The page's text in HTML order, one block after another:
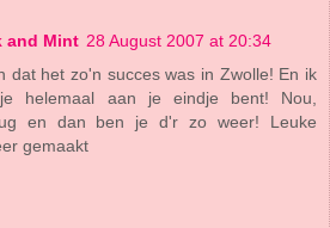
and Mint 28 August 2007 at 20:34
dat het zo'n succes was in Zwolle! En ik
helemaal aan je eindje bent! Nou,
en dan ben je d'r zo weer! Leuke
gemaakt